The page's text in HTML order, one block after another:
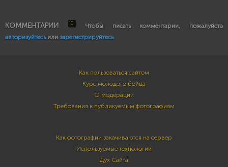
КОММЕНТАРИИ 0
Чтобы писать комментарии, пожалуйста
авторизуйтесьили зарегистрируйтесь
Как пользоваться сайтом
Курс молодого бойца
О модерации
Требования к публикуемым фотографиям
Как фотографии закачиваются на сервер
Используемые технологии
Дух Сайта